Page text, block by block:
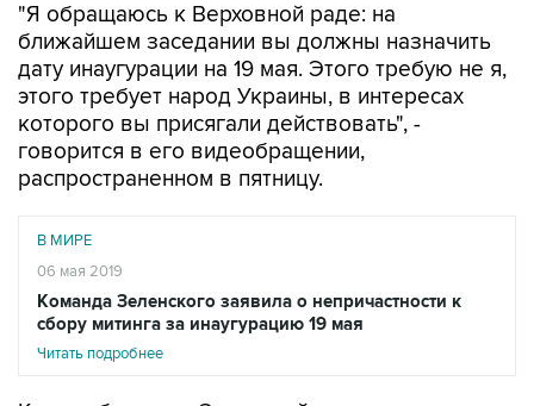
"Я обращаюсь к Верховной раде: на
ближайшем заседании вы должны назначить
дату инаугурации на 19 мая. Этого требую не я,
этого требует народ Украины, в интересах
которого вы присягали действовать", -
говорится в его видеобращении,
распространенном в пятницу.
В МИРЕ
06 мая 2019
Команда Зеленского заявила о непричастности к
сбору митинга за инаугурацию 19 мая
Читать подробнее